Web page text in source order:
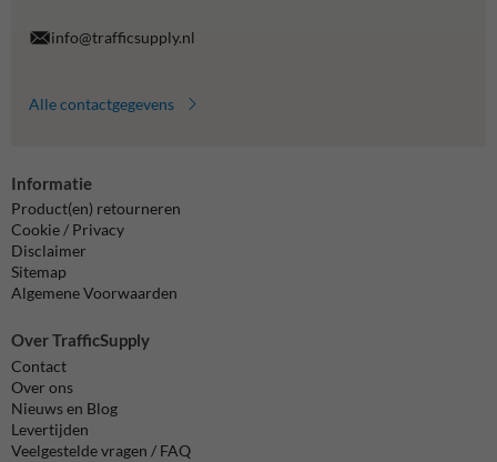
info@trafficsupply.nl
Alle contactgegevens
Informatie
Product(en) retourneren
Cookie / Privacy
Disclaimer
Sitemap
Algemene Voorwaarden
Over TrafficSupply
Contact
Over ons
Nieuws en Blog
Levertijden
Veelgestelde vragen / FAQ